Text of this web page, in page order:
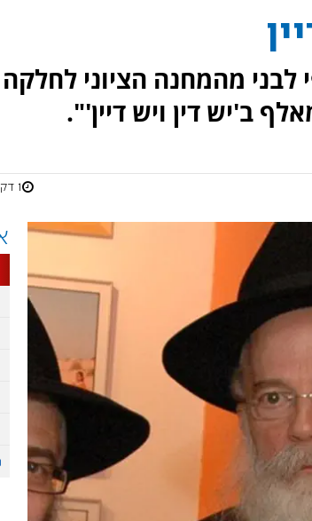
לבני מהמחנה הציוני לחלקה
ב'יש דין ויש דיין'".
1 דקות